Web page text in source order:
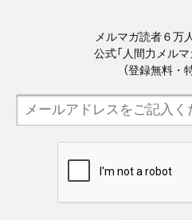
メルマガ読者６万
公式「人間力メル
（登録無料・